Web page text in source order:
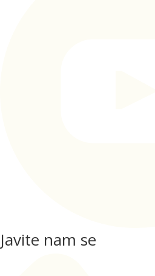
Javite nam se